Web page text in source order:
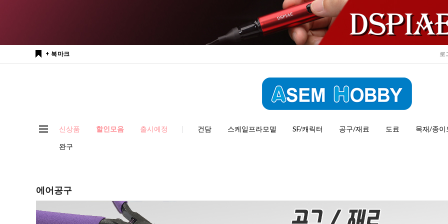
+ 북마크 로
신상품 할인모음 출시예정 건담 스케일프라모델 SF/캐릭터 공구/재료 도료 목재/종이
완구
에어공구